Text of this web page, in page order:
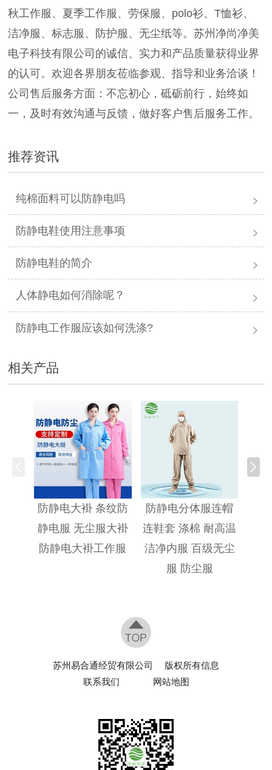
秋工作服、夏季工作服、劳保服、polo衫、T恤衫、
洁净服、标志服、防护服、无尘纸等。苏州净尚净美
电子科技有限公司的诚信、实力和产品质量获得业界
的认可。欢迎各界朋友莅临参观、指导和业务洽谈！
公司售后服务方面：不忘初心，砥砺前行，始终如
一，及时有效沟通与反馈，做好客户售后服务工作。
推荐资讯
纯棉面料可以防静电吗
防静电鞋使用注意事项
防静电鞋的简介
人体静电如何消除呢？
防静电工作服应该如何洗涤?
相关产品
防静电大褂 条纹防
静电服 无尘服大褂
防静电大褂工作服
防静电分体服连帽
连鞋套 涤棉 耐高温
洁净内服 百级无尘
服 防尘服
防
苏州易合通经贸有限公司
版权所有信息
联系我们
网站地图